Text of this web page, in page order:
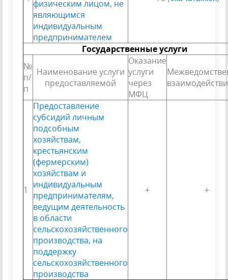
физическим лицом, не
являющимся
индивидуальным
предпринимателем
Государственные услуги
№
п/
п
Наименование услуги
предоставляемой
Оказание
услуги
через
МФЦ
1
Предоставление
субсидий личным
подсобным
хозяйствам,
крестьянским
(фермерским)
хозяйствам и
индивидуальным
предпринимателям,
ведущим деятельность
в области
сельскохозяйственного
производства, на
поддержку
сельскохозяйственного
производства
+ +